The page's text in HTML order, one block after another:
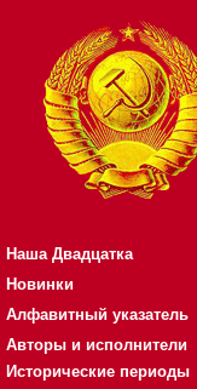
Наша Двадцатка
Новинки
Алфавитный указатель
Авторы и исполнители
Исторические периоды